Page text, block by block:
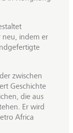
neu, indem er
zwischen
Geschichte
die aus
Er wird
Africa